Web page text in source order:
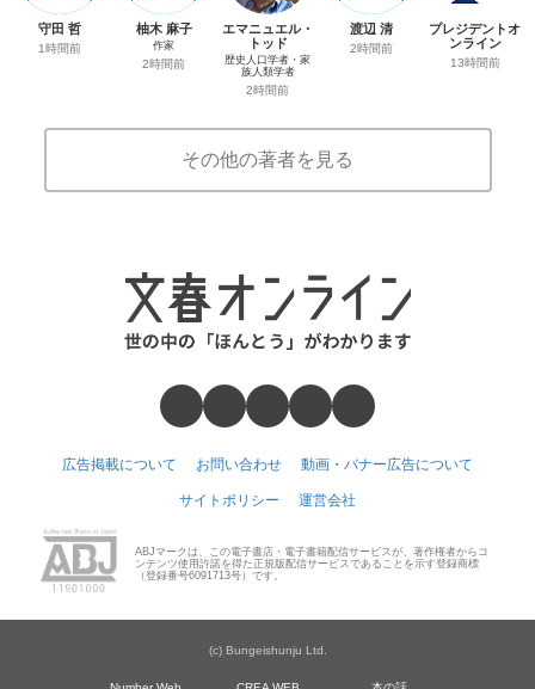
守田 哲
1時間前
柚木 麻子
作家
2時間前
エマニュエル・
トッド
歴史人口学者・家
族人類学者
2時間前
渡辺 清
2時間前
プレジデントオ
ンライン
13時間前
その他の著者を見る
広告掲載について お問い合わせ 動画・バナー広告について
サイトポリシー 運営会社
ABJマークは、この電子書店・電子書籍配信サービスが、著作権者からコ
ンテンツ使用許諾を得た正規版配信サービスであることを示す登録商標
（登録番号6091713号）です。
(c) Bungeishunju Ltd.